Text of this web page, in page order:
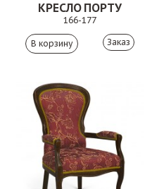
КРЕСЛО ПОРТУ
166-177
Заказ